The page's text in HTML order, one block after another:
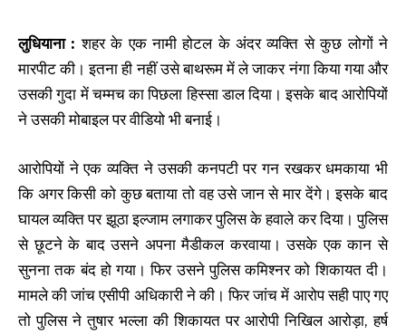
लुधियाना : शहर के एक नामी होटल के अंदर व्यक्ति से कुछ लोगों ने
मारपीट की। इतना ही नहीं उसे बाथरूम में ले जाकर नंगा किया गया और
उसकी गुदा में चम्मच का पिछला हिस्सा डाल दिया। इसके बाद आरोपियों
ने उसकी मोबाइल पर वीडियो भी बनाई।
आरोपियों ने एक व्यक्ति ने उसकी कनपटी पर गन रखकर धमकाया भी
कि अगर किसी को कुछ बताया तो वह उसे जान से मार देंगे। इसके बाद
घायल व्यक्ति पर झूठा इल्जाम लगाकर पुलिस के हवाले कर दिया। पुलिस
से छूटने के बाद उसने अपना मैडीकल करवाया। उसके एक कान से
सुनना तक बंद हो गया। फिर उसने पुलिस कमिश्नर को शिकायत दी।
मामले की जांच एसीपी अधिकारी ने की। फिर जांच में आरोप सही पाए गए
तो पुलिस ने तुषार भल्ला की शिकायत पर आरोपी निखिल आरोड़ा, हर्ष